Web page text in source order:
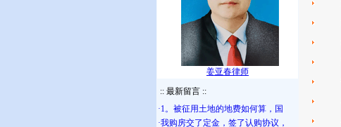
姜亚春律师
:: 最新留言 ::